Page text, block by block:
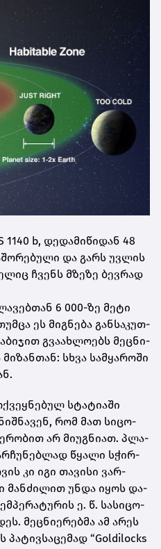
b, დე­და­მი­წი­დან 48
და გარს უვ­ლის
ჩვენს მზე­ზე ბევ­რად
6 000-ზე მეტი
ეს მიგ­ნე­ბა გან­სა­კუთ­
გვა­ახ­ლო­ებს მეც­ნი­
სხვა სამ­ყა­რო­ში
სტა­ტი­ა­ში
რომ მათ სი­ცო­
არ მი­უგ­ნი­ათ. პლა­
წყა­ლი სჭირ­
კი იგი თა­ვი­სი ვარ­
მან­ძი­ლით უნდა იყოს და­
ე. წ. სა­სი­ცო­
მეც­ნი­ე­რებ­მა ამ არეს
“Goldilocks